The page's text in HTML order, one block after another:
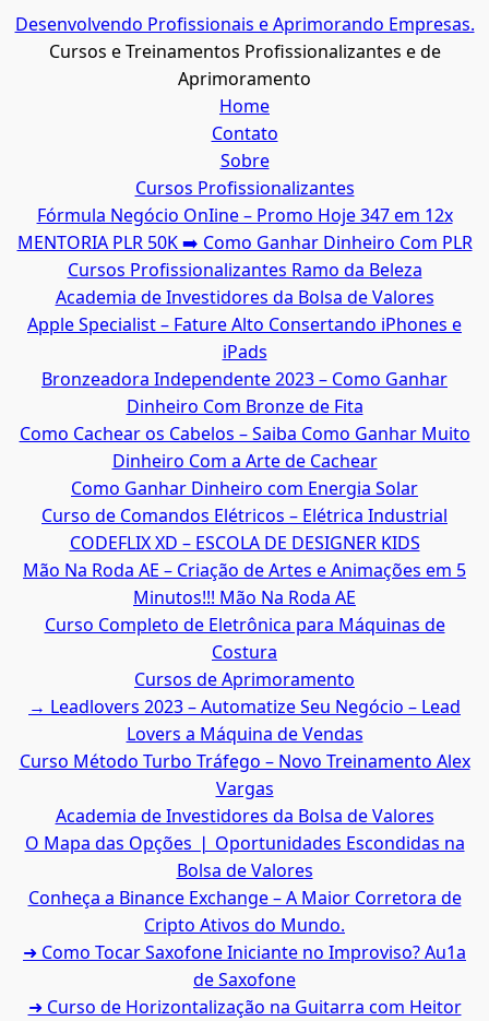
Ir
Desenvolvendo Profissionais e Aprimorando Empresas.
Cursos e Treinamentos Profissionalizantes e de
Aprimoramento
Home
Contato
Sobre
Cursos Profissionalizantes
Fórmula Negócio OnIine – Promo Hoje 347 em 12x
MENTORIA PLR 50K ➡️ Como Ganhar Dinheiro Com PLR
Cursos Profissionalizantes Ramo da Beleza
Academia de Investidores da Bolsa de Valores
Apple Specialist – Fature Alto Consertando iPhones e
iPads
Bronzeadora Independente 2023 – Como Ganhar
Dinheiro Com Bronze de Fita
Como Cachear os Cabelos – Saiba Como Ganhar Muito
Dinheiro Com a Arte de Cachear
Como Ganhar Dinheiro com Energia Solar
Curso de Comandos Elétricos – Elétrica Industrial
CODEFLIX XD – ESCOLA DE DESIGNER KIDS
Mão Na Roda AE – Criação de Artes e Animações em 5
Minutos!!! Mão Na Roda AE
Curso Completo de Eletrônica para Máquinas de
Costura
Cursos de Aprimoramento
→ Leadlovers 2023 – Automatize Seu Negócio – Lead
Lovers a Máquina de Vendas
Curso Método Turbo Tráfego – Novo Treinamento Alex
Vargas
Academia de Investidores da Bolsa de Valores
O Mapa das Opções ❘ Oportunidades Escondidas na
Bolsa de Valores
Conheça a Binance Exchange – A Maior Corretora de
Cripto Ativos do Mundo.
➜ Como Tocar Saxofone Iniciante no Improviso? Au1a
de Saxofone
➜ Curso de Horizontalização na Guitarra com Heitor